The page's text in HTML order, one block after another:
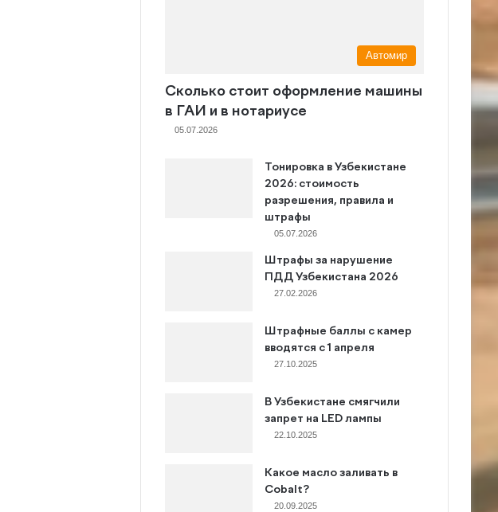
Автомир
Сколько стоит оформление машины
в ГАИ и в нотариусе
05.07.2026
Тонировка в Узбекистане
2026: стоимость
разрешения, правила и
штрафы
05.07.2026
Штрафы за нарушение
ПДД Узбекистана 2026
27.02.2026
Штрафные баллы с камер
вводятся с 1 апреля
27.10.2025
В Узбекистане смягчили
запрет на LED лампы
22.10.2025
Какое масло заливать в
Cobalt?
20.09.2025